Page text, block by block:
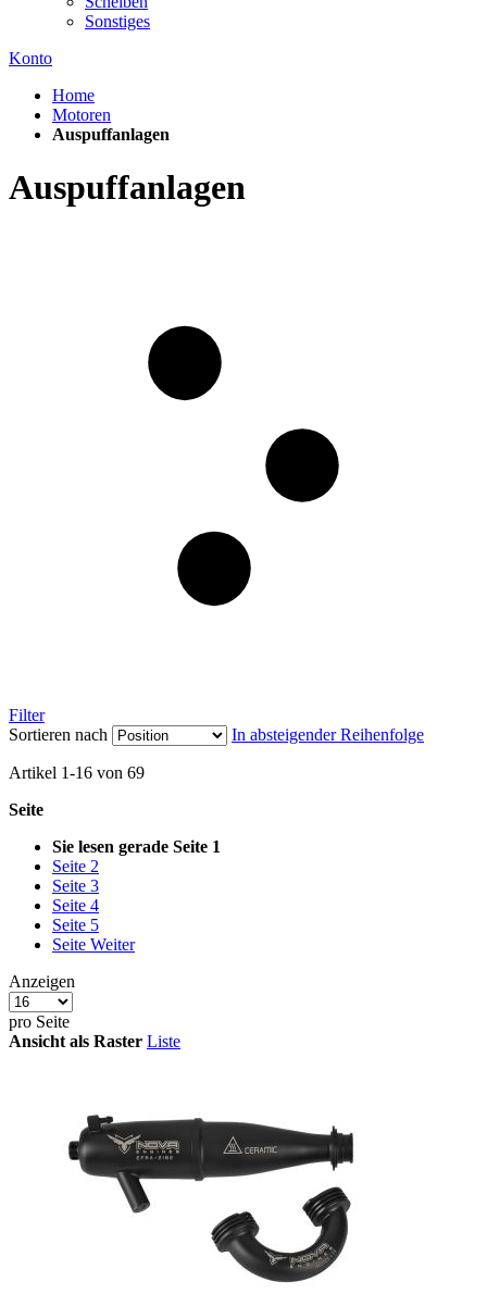
Sonstiges
Konto
Home
Motoren
Auspuffanlagen
Auspuffanlagen
Filter
Sortieren nach
In absteigender Reihenfolge
Artikel 1-16 von 69
Seite
Sie lesen gerade Seite 1
Seite 2
Seite 3
Seite 4
Seite 5
Seite Weiter
Anzeigen
pro Seite
Ansicht als Raster Liste